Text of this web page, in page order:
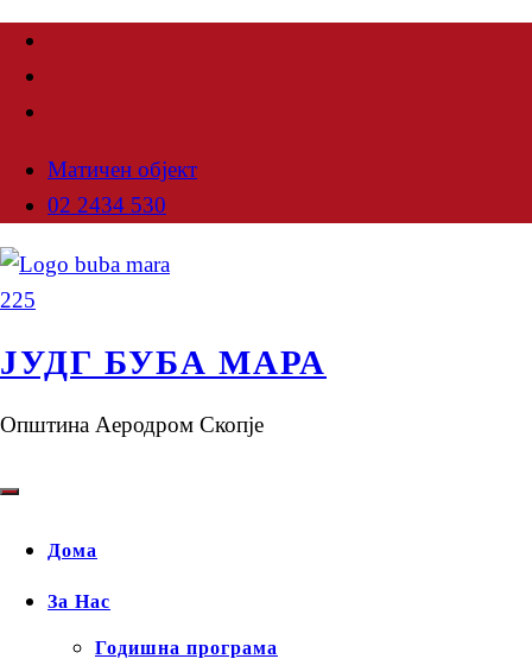
Матичен објект
02 2434 530
ЈУДГ БУБА МАРА
Општина Аеродром Скопје
Дома
За Нас
Годишна програма